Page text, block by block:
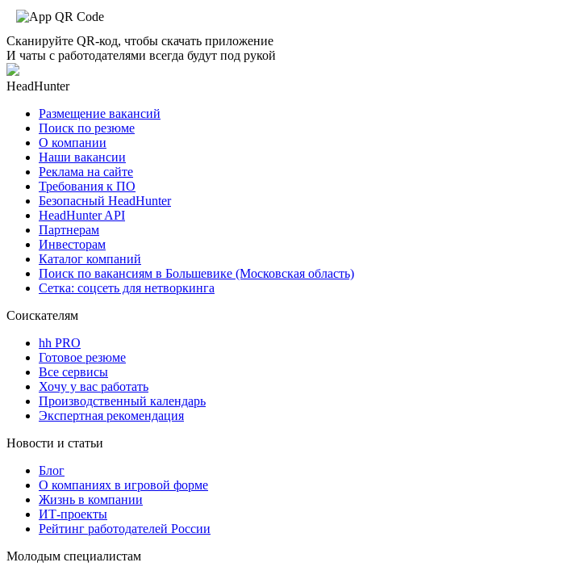
Сканируйте QR-код, чтобы скачать приложение
И чаты с работодателями всегда будут под рукой
HeadHunter
Размещение вакансий
Поиск по резюме
О компании
Наши вакансии
Реклама на сайте
Требования к ПО
Безопасный HeadHunter
HeadHunter API
Партнерам
Инвесторам
Каталог компаний
Поиск по вакансиям в Большевике (Московская область)
Сетка: соцсеть для нетворкинга
Соискателям
hh PRO
Готовое резюме
Все сервисы
Хочу у вас работать
Производственный календарь
Экспертная рекомендация
Новости и статьи
Блог
О компаниях в игровой форме
Жизнь в компании
ИТ-проекты
Рейтинг работодателей России
Молодым специалистам